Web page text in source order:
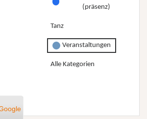
(präsenz)
Tanz
Veranstaltungen
Alle Kategorien